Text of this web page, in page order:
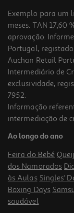
Mealheiro Naruto
25.99 €/un
25,99 €
Exemplo para um
meses. TAN 17,60
aprovação.
Portugal,
Auchan Retail
Intermediário de
exclusividade,
7952.
Informação
intermediação de
Ao longo do ano
Feira do Bebé
dos Namorados
às Aulas Singles'
Boxing Days
saudável